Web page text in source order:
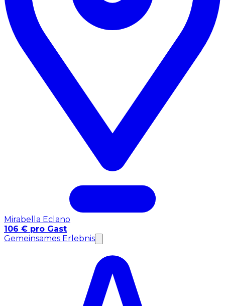
Mirabella Eclano
106 € pro Gast
Gemeinsames Erlebnis